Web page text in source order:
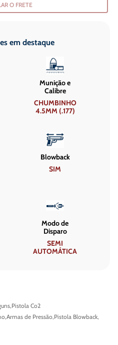
O FRETE
em destaque
Munição e
Calibre
CHUMBINHO
4.5MM (.177)
Blowback
SIM
Modo de
Disparo
SEMI
AUTOMÁTICA
,Pistola Co2
,Armas de Pressão,Pistola Blowback,